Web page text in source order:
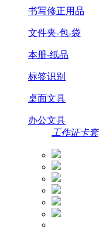
书写修正用品
文件夹-包-袋
本册-纸品
标签识别
桌面文具
办公文具
工作证卡套